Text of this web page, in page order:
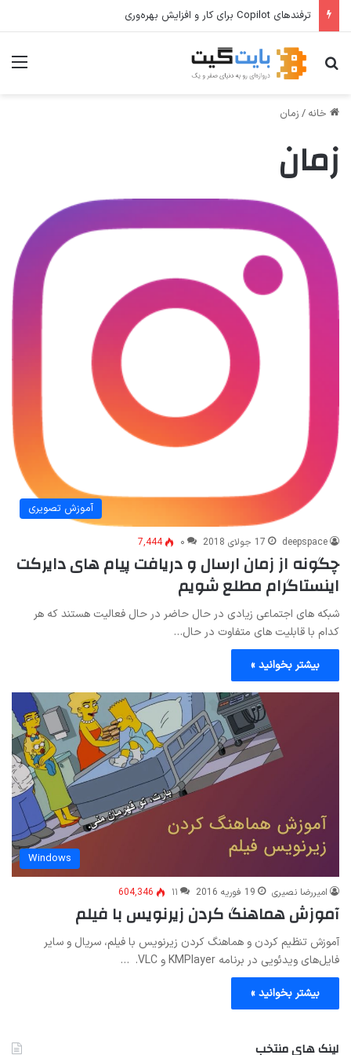
ترفندهای Copilot برای کار و افزایش بهره‌وری
جستجو برای
خانه / زمان
زمان
آموزش تصویری
deepspace 17 جولای 2018 ۰ 7,444
چگونه از زمان ارسال و دریافت پیام های دایرکت
اینستاگرام مطلع شویم
شبکه های اجتماعی زیادی در حال حاضر در حال فعالیت هستند که هر
کدام با قابلیت های متفاوت در حال…
بیشتر بخوانید »
Windows
امیررضا نصیری 19 فوریه 2016 ۱۱ 604,346
آموزش هماهنگ کردن زیرنویس با فیلم
آموزش تنظیم کردن و هماهنگ کردن زیرنویس با فیلم، سریال و سایر
فایل‌های ویدئویی در برنامه KMPlayer و VLC. …
بیشتر بخوانید »
لینک های منتخب